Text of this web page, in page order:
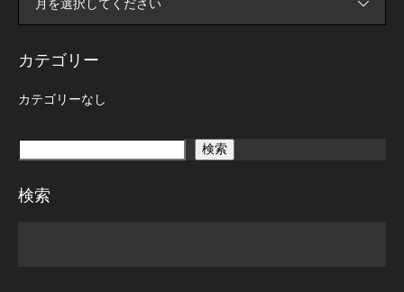
月を選択してください
カテゴリー
カテゴリーなし
検索
検索